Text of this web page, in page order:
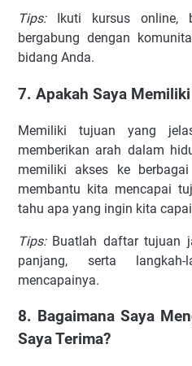
Tips:Ikuti kursus online,
bergabung dengan
bidang Anda.
7. Apakah Saya
Memiliki tujuan yang
memberikan arah dalam
memiliki akses ke
membantu kita mencapai
tahu apa yang ingin kita
Tips:Buatlah daftar tujuan
panjang, serta
mencapainya.
8. Bagaimana Saya
Saya Terima?